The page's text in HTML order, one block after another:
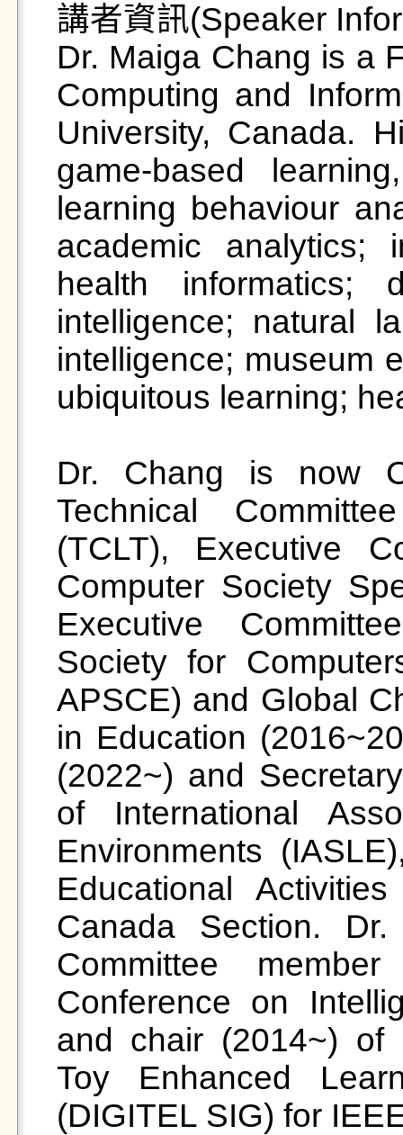
講者資訊(Speaker
Dr. Maiga Chang is a
Computing and
University, Canada.
game-based
learning behaviour
academic analytics;
health informatics;
intelligence; natural
intelligence; museum
ubiquitous learning;
Dr. Chang is now
Technical
(TCLT), Executive
Computer Society
Executive
Society for
APSCE) and Global
in Education
(2022~) and
of International
Environments
Educational
Canada Section.
Committee
Conference on
and chair (2014~) of
Toy Enhanced
(DIGITEL SIG) for